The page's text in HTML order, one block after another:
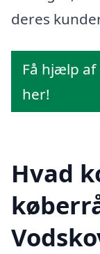
deres
Få hjælp
her!
Hvad